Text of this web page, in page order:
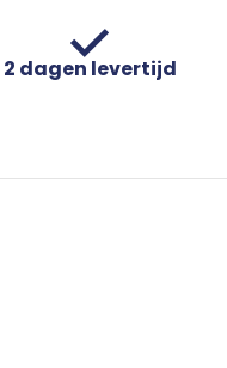
2 dagen levertijd